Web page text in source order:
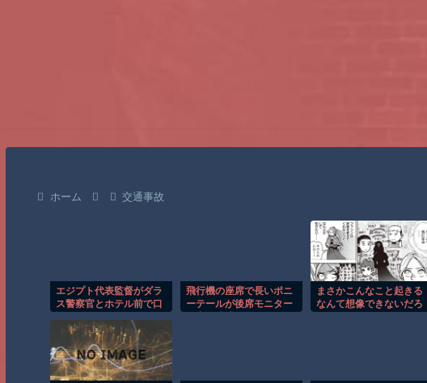
ホーム 交通事故
エジプト代表監督がダラ
ス警察官とホテル前で口
飛行機の座席で長いポニ
ーテールが後席モニター
まさかこんなこと起きる
なんて想像できないだろ